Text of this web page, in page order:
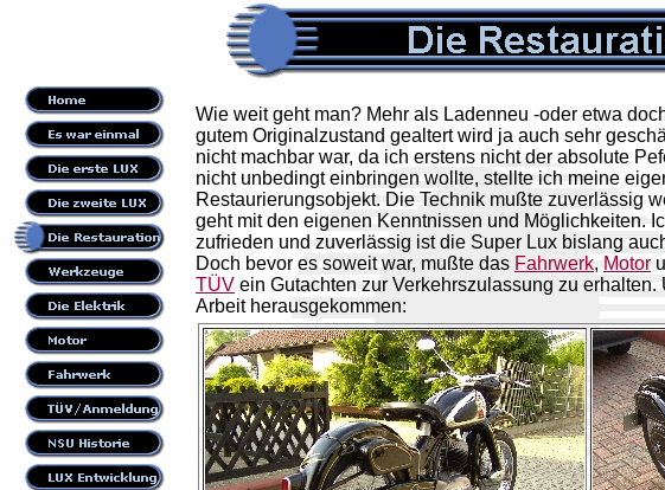
Wie weit geht man? Mehr als Ladenneu -oder etwa
gutem Originalzustand gealtert wird ja auch sehr
nicht machbar war, da ich erstens nicht der absolute
nicht unbedingt einbringen wollte, stellte ich meine
Restaurierungsobjekt. Die Technik mußte zuverlässig
geht mit den eigenen Kenntnissen und Möglichkeiten.
zufrieden und zuverlässig ist die Super Lux bislang
Doch bevor es soweit war, mußte das Fahrwerk, Motor
TÜV ein Gutachten zur Verkehrszulassung zu
Arbeit herausgekommen: